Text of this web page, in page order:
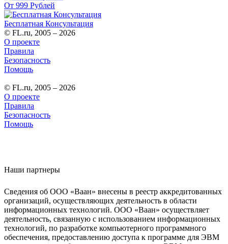
От 999 Рублей
Бесплатная Консультация
© FL.ru, 2005 – 2026
О проекте
Правила
Безопасность
Помощь
© FL.ru, 2005 – 2026
О проекте
Правила
Безопасность
Помощь
Наши партнеры
Сведения об ООО «Ваан» внесены в реестр аккредитованных
организаций, осуществляющих деятельность в области
информационных технологий. ООО «Ваан» осуществляет
деятельность, связанную с использованием информационных
технологий, по разработке компьютерного программного
обеспечения, предоставлению доступа к программе для ЭВМ